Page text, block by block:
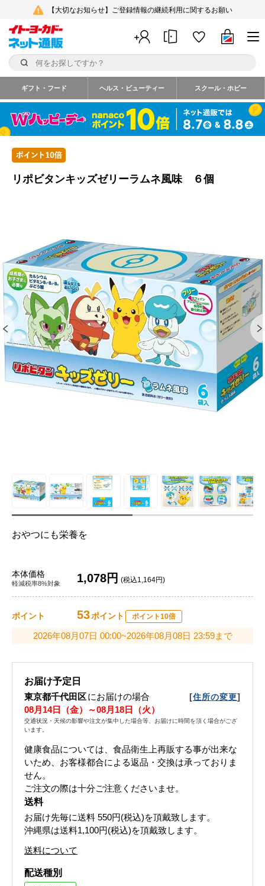
【大切なお知らせ】ご登録情報の継続利用に関するお願い
ギフト・フード ヘルス・ビューティー スクール・ホビー
リポビタンキッズゼリーラムネ風味 ６個
おやつにも栄養を
本体価格
軽減税率8%対象 1,078円 (税込1,164円)
ポイント 53ポイント ポイント10倍
2026年08月07日 00:00~2026年08月08日 23:59まで
お届け予定日
東京都千代田区にお届けの場合 [住所の変更]
08月14日（金）～08月18日（火）
交通状況・天候の影響や注文が集中した場合等、お届けに時間を頂く場合がござ
います。
健康食品については、食品衛生上再販する事が出来な
いため、お客様都合による返品・交換は承っておりま
せん。
ご注文の際は十分ご注意くださいませ。
送料
お届け先毎に送料 550円(税込)を頂戴致します。
沖縄県は送料1,100円(税込)を頂戴致します。
送料について
配送種別